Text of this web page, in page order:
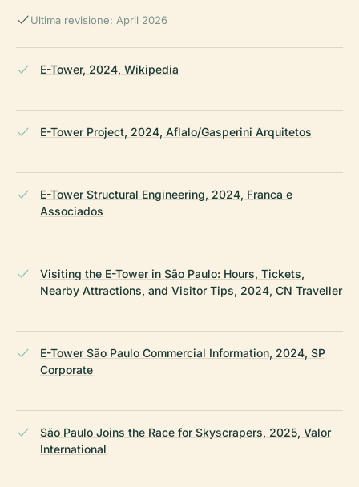
Ultima revisione: April 2026
E-Tower, 2024, Wikipedia
E-Tower Project, 2024, Aflalo/Gasperini Arquitetos
E-Tower Structural Engineering, 2024, Franca e
Associados
Visiting the E-Tower in São Paulo: Hours, Tickets,
Nearby Attractions, and Visitor Tips, 2024, CN Traveller
E-Tower São Paulo Commercial Information, 2024, SP
Corporate
São Paulo Joins the Race for Skyscrapers, 2025, Valor
International